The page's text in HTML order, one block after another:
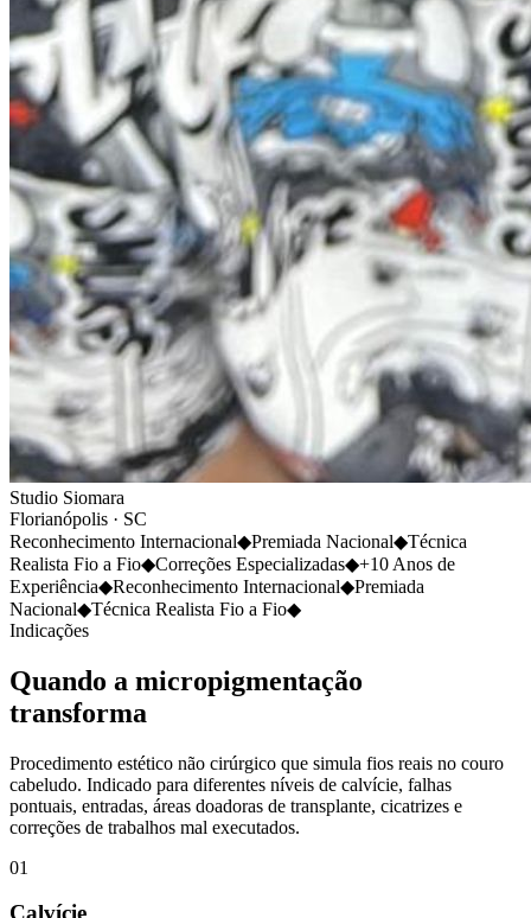
Studio Siomara
Florianópolis · SC
Reconhecimento Internacional◆Premiada Nacional◆Técnica
Realista Fio a Fio◆Correções Especializadas◆+10 Anos de
Experiência◆Reconhecimento Internacional◆Premiada
Nacional◆Técnica Realista Fio a Fio◆
Indicações
Quando a micropigmentação
transforma
Procedimento estético não cirúrgico que simula fios reais no couro
cabeludo. Indicado para diferentes níveis de calvície, falhas
pontuais, entradas, áreas doadoras de transplante, cicatrizes e
correções de trabalhos mal executados.
01